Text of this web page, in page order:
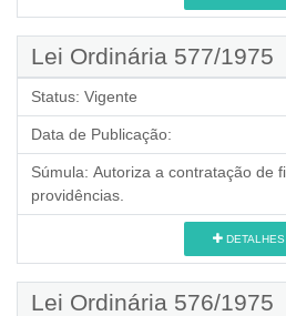
Lei Ordinária 577/1975
Status: Vigente
Data de Publicação:
Súmula: Autoriza a contratação de
providências.
DETALHES
Lei Ordinária 576/1975